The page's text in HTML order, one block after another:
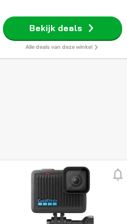
Bekijk deals
Alle deals van deze winkel